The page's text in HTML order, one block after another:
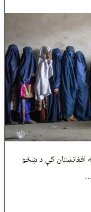
افغانستان کې د ښځو